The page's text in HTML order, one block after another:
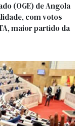
(OGE) de Angola
com votos
maior partido da